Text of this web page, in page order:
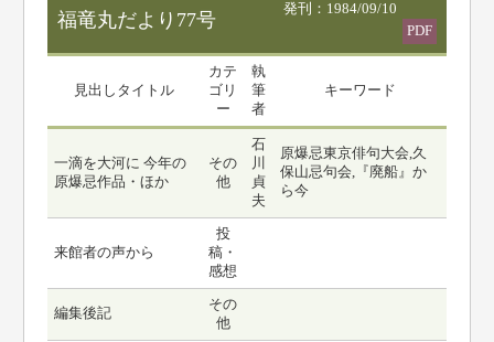
福竜丸だより77号
発刊：1984/09/10
PDF
見出しタイトル
カテ
ゴリ
ー
執
筆
者
キーワード
一滴を大河に 今年の
原爆忌作品・ほか
その
他
石
川
貞
夫
原爆忌東京俳句大会,久
保山忌句会,『廃船』か
ら今
来館者の声から
投
稿・
感想
編集後記
その
他